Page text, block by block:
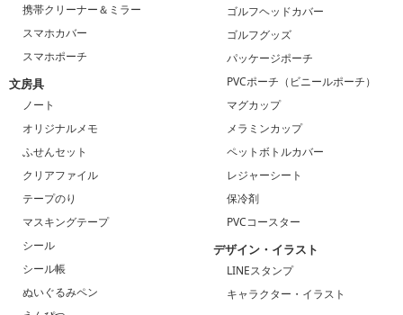
携帯クリーナー＆ミラー
スマホカバー
スマホポーチ
文房具
ノート
オリジナルメモ
ふせんセット
クリアファイル
テープのり
マスキングテープ
シール
シール帳
ぬいぐるみペン
ゴルフヘッドカバー
ゴルフグッズ
パッケージポーチ
PVCポーチ（ビニールポーチ）
マグカップ
メラミンカップ
ペットボトルカバー
レジャーシート
保冷剤
PVCコースター
デザイン・イラスト
LINEスタンプ
キャラクター・イラスト